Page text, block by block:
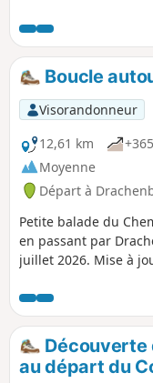
Boucle
Visorandonneur
12,61 km
Moyenne
Départ à
Petite balade du
en passant par
juillet 2026. Mise à
à cause du Club
actuellement.
Découverte
au départ du